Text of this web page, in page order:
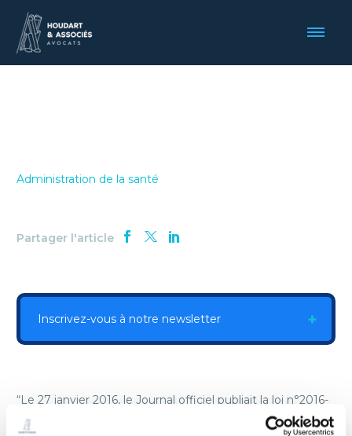
Administration de la santé
Partager l'article
Inscrivez-vous à notre newsletter
“Le 27 janvier 2016, le Journal officiel publiait la loi n°2016-
41 du 26 janvier 2016 de modernisation de notre système
de santé, laquelle porte, en son article 107, création des